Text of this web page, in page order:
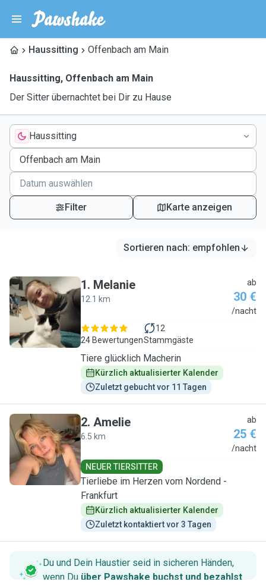
Haussitting Offenbach am Main
Haussitting, Offenbach am Main
Der Sitter übernachtet bei Dir zu Hause
Haussitting
Filter Karte anzeigen
Sortieren nach: empfohlen
M
1. Melanie
12.1 km
ab
30 €
/nacht
24 Bewertungen
12
Stammgäste
Tiere glücklich Macherin
Kürzlich aktualisierter Kalender
Zuletzt gebucht vor 11 Tagen
A
2. Amelie
6.5 km
ab
25 €
/nacht
NEUER TIERSITTER
Tierliebe im Herzen vom Nordend -
Frankfurt
Kürzlich aktualisierter Kalender
Zuletzt kontaktiert vor 3 Tagen
Du und Dein Haustier seid in sicheren Händen,
wenn Du über Pawshake buchst und bezahlst.